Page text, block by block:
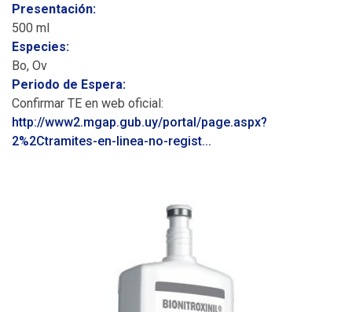
Presentación:
500 ml
Especies:
Bo, Ov
Periodo de Espera:
Confirmar TE en web oficial:
http://www2.mgap.gub.uy/portal/page.aspx?
2%2Ctramites-en-linea-no-regist...